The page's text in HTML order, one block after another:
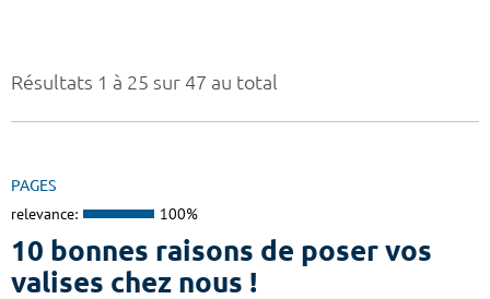
Résultats 1 à 25 sur 47 au total
PAGES
relevance: 100%
10 bonnes raisons de poser vos
valises chez nous !